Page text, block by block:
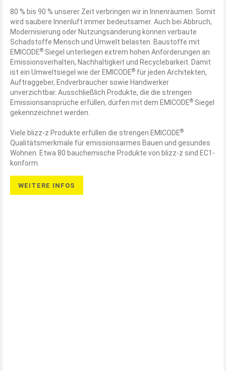
80 % bis 90 % unserer Zeit verbringen wir in Innenräumen. Somit
wird saubere Innenluft immer bedeutsamer. Auch bei Abbruch,
Modernisierung oder Nutzungsänderung können verbaute
Schadstoffe Mensch und Umwelt belasten. Baustoffe mit
EMICODE® Siegel unterliegen extrem hohen Anforderungen an
Emissionsverhalten, Nachhaltigkeit und Recyclebarkeit. Damit
ist ein Umweltsiegel wie der EMICODE® für jeden Architekten,
Auftraggeber, Endverbraucher sowie Handwerker
unverzichtbar. Ausschließlich Produkte, die die strengen
Emissionsansprüche erfüllen, dürfen mit dem EMICODE® Siegel
gekennzeichnet werden.
Viele blizz-z Produkte erfüllen die strengen EMICODE®
Qualitätsmerkmale für emissionsarmes Bauen und gesundes
Wohnen. Etwa 80 bauchemische Produkte von blizz-z sind EC1-
konform.
WEITERE INFOS